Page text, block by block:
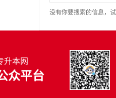
没有你要搜索的信息，
升本网
众平台